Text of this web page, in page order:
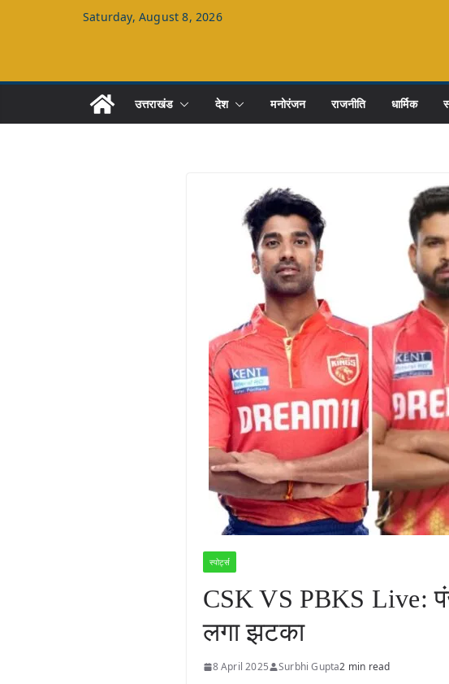
Saturday, August 8, 2026
उत्तराखंड देश मनोरंजन राजनीति धार्मिक
स्पोर्ट्स
CSK VS PBKS Live:
लगा झटका
8 April 2025 Surbhi Gupta2 min read